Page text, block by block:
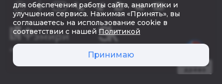
© 2026 «Фэмири»
для обеспечения работы сайта, аналитики и
улучшения сервиса. Нажимая «Принять», вы
соглашаетесь на использование cookie в
соответствии с нашей Политикой
Принимаю
Создать